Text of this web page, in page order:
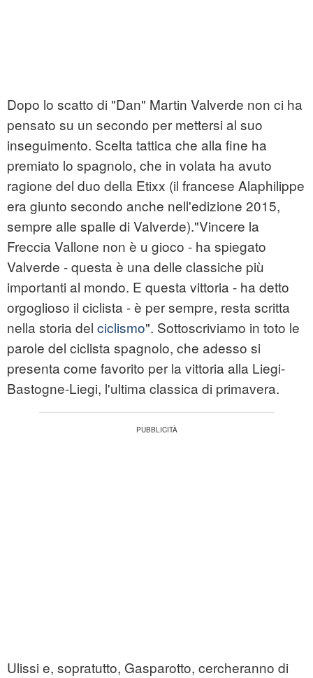
Dopo lo scatto di "Dan" Martin Valverde non ci ha
pensato su un secondo per mettersi al suo
inseguimento. Scelta tattica che alla fine ha
premiato lo spagnolo, che in volata ha avuto
ragione del duo della Etixx (il francese Alaphilippe
era giunto secondo anche nell'edizione 2015,
sempre alle spalle di Valverde)."Vincere la
Freccia Vallone non è u gioco - ha spiegato
Valverde - questa è una delle classiche più
importanti al mondo. E questa vittoria - ha detto
orgoglioso il ciclista - è per sempre, resta scritta
nella storia del ciclismo". Sottoscriviamo in toto le
parole del ciclista spagnolo, che adesso si
presenta come favorito per la vittoria alla Liegi-
Bastogne-Liegi, l'ultima classica di primavera.
Ulissi e, sopratutto, Gasparotto, cercheranno di